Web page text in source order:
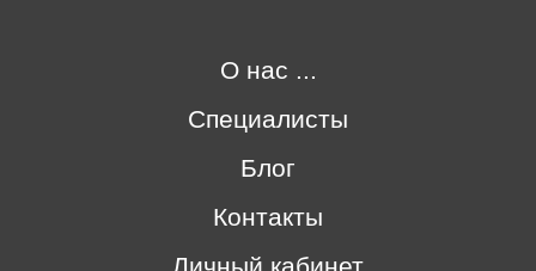
О нас ...
Специалисты
Блог
Контакты